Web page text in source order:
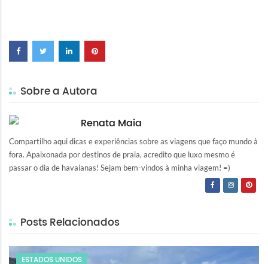
Sobre a Autora
Renata Maia
Compartilho aqui dicas e experiências sobre as viagens que faço mundo à
fora. Apaixonada por destinos de praia, acredito que luxo mesmo é
passar o dia de havaianas! Sejam bem-vindos à minha viagem! =)
Posts Relacionados
ESTADOS UNIDOS